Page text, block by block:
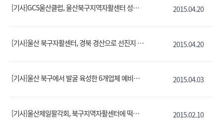
[기사]GCS울산클럽, 울산북구지역자활센터 성금 전달 2015.04.20
[기사]울산 북구자활센터, 경북 경산으로 선진지 '견학' 2015.04.20
[기사]울산 북구에서 발굴 육성한 6개업체 예비사회적기업서 선정 2015.04.03
[기사]울산제일팔각회, 북구지역자활센터에 떡국용 떡 기부 2015.02.10